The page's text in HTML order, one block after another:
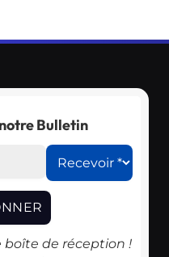
Bulletin
de réception !